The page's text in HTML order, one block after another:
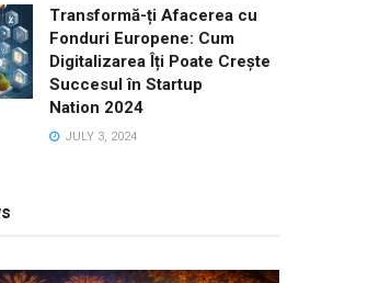
Transformă-ți Afacerea cu
Fonduri Europene: Cum
Digitalizarea Îți Poate Crește
Succesul în Startup
Nation 2024
JULY 3, 2024